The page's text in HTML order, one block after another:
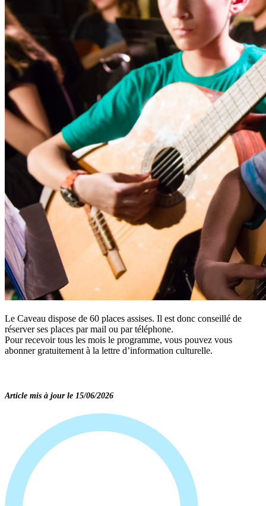
Le Caveau dispose de 60 places assises. Il est donc conseillé de
réserver ses places par mail ou par téléphone.
Pour recevoir tous les mois le programme, vous pouvez vous
abonner gratuitement à la lettre d’information culturelle.
Article mis à jour le 15/06/2026